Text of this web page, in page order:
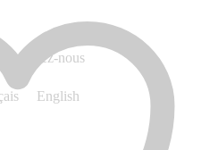
Contactez-nous
English